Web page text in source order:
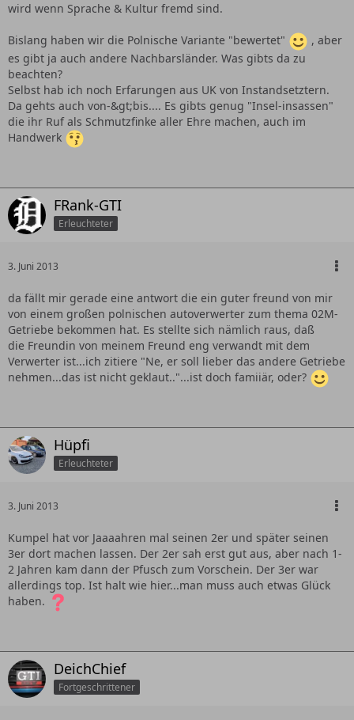
wird wenn Sprache & Kultur fremd sind.
Bislang haben wir die Polnische Variante "bewertet"
, aber
es gibt ja auch andere Nachbarsländer. Was gibts da zu
beachten?
Selbst hab ich noch Erfarungen aus UK von Instandsetztern.
Da gehts auch von-&gt;bis.... Es gibts genug "Insel-insassen"
die ihr Ruf als Schmutzfinke aller Ehre machen, auch im
Handwerk
FRank-GTI
Erleuchteter
3. Juni 2013
da fällt mir gerade eine antwort die ein guter freund von mir
von einem großen polnischen autoverwerter zum thema 02M-
Getriebe bekommen hat. Es stellte sich nämlich raus, daß
die Freundin von meinem Freund eng verwandt mit dem
Verwerter ist...ich zitiere "Ne, er soll lieber das andere Getriebe
nehmen...das ist nicht geklaut.."...ist doch famiiär, oder?
Hüpfi
Erleuchteter
3. Juni 2013
Kumpel hat vor Jaaaahren mal seinen 2er und später seinen
3er dort machen lassen. Der 2er sah erst gut aus, aber nach 1-
2 Jahren kam dann der Pfusch zum Vorschein. Der 3er war
allerdings top. Ist halt wie hier...man muss auch etwas Glück
haben.
DeichChief
Fortgeschrittener